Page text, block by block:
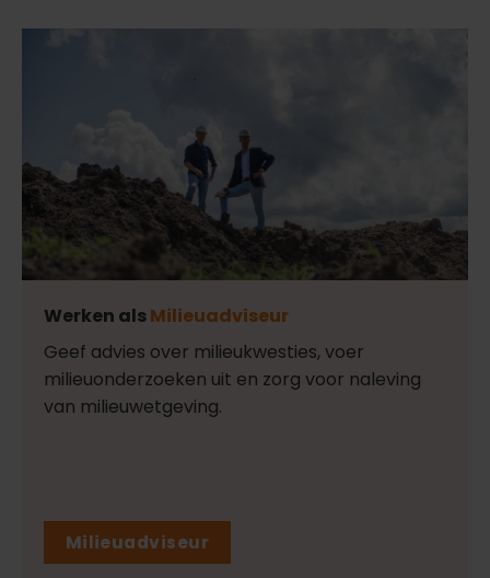
Werken alsMilieuadviseur
Geef advies over milieukwesties, voer
milieuonderzoeken uit en zorg voor naleving
van milieuwetgeving.
Milieuadviseur